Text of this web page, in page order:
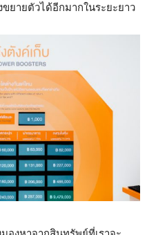
ยายตัวได้อีกมากในระยะยาว